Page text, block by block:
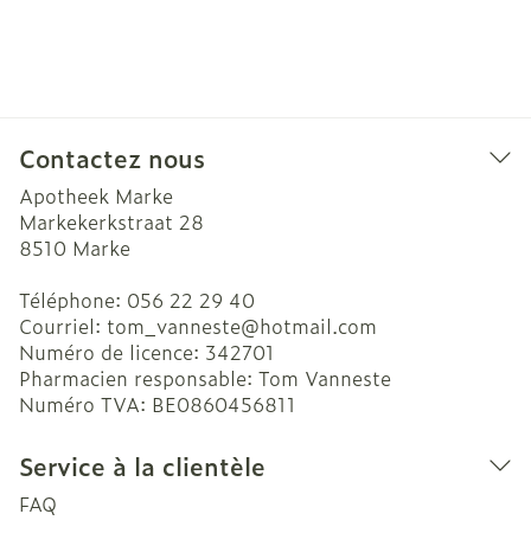
Contactez nous
Apotheek Marke
Markekerkstraat 28
8510 Marke
Téléphone: 056 22 29 40
Courriel: tom_vanneste@hotmail.com
Numéro de licence: 342701
Pharmacien responsable: Tom Vanneste
Numéro TVA: BE0860456811
Service à la clientèle
FAQ